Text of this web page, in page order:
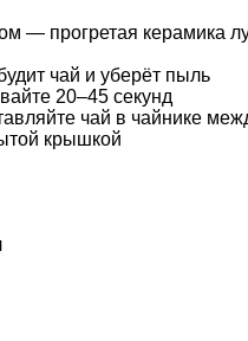
— прогретая керамика
чай и уберёт пыль
20–45 секунд
чай в чайнике
крышкой